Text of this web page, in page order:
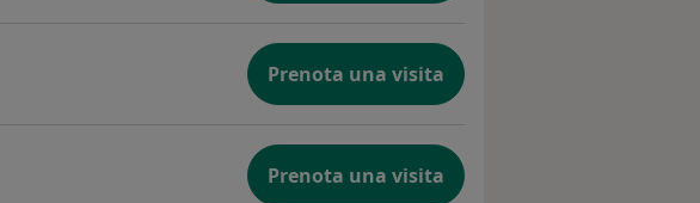
Prenota una visita
Prenota una visita